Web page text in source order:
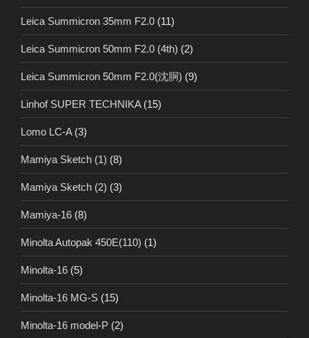
Leica Summicron 35mm F2.0 (11)
Leica Summicron 50mm F2.0 (4th) (2)
Leica Summicron 50mm F2.0(沈胴) (9)
Linhof SUPER TECHNIKA(15)
Lomo LC-A(3)
Mamiya Sketch (1) (8)
Mamiya Sketch (2) (3)
Mamiya-16 (8)
Minolta Autopak 450E(110) (1)
Minolta-16 (5)
Minolta-16 MG-S (15)
Minolta-16 model-P (2)